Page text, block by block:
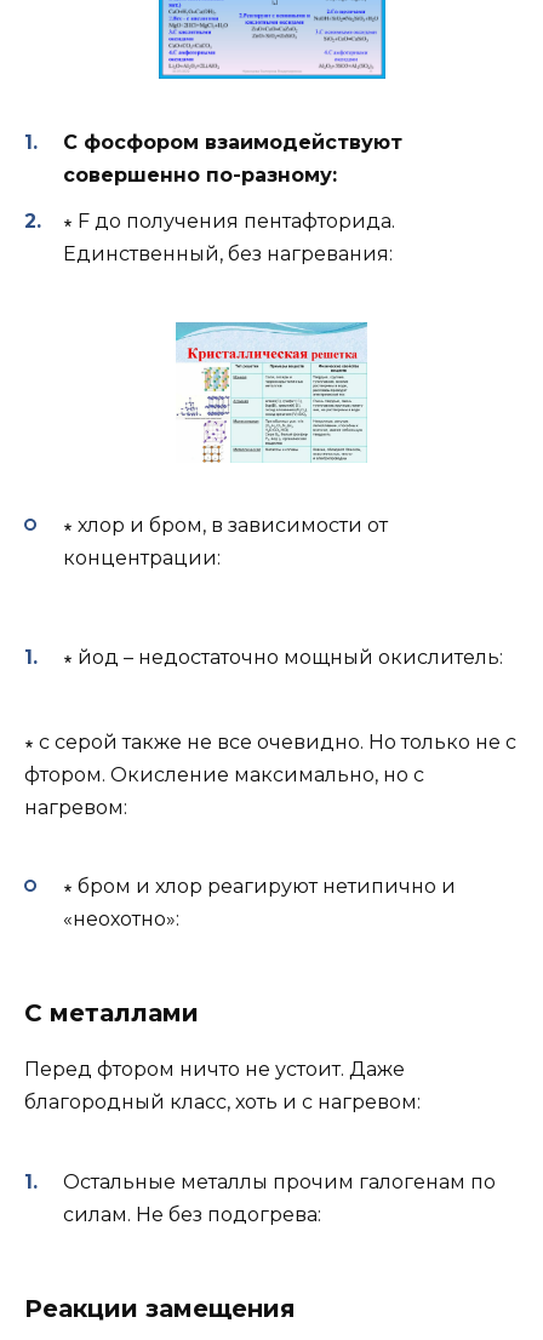
С фосфором взаимодействуют
совершенно по-разному:
∗ F до получения пентафторида.
Единственный, без нагревания:
∗ хлор и бром, в зависимости от
концентрации:
∗ йод – недостаточно мощный окислитель:
∗ с серой также не все очевидно. Но только не с
фтором. Окисление максимально, но с
нагревом:
∗ бром и хлор реагируют нетипично и
«неохотно»:
С металлами
Перед фтором ничто не устоит. Даже
благородный класс, хоть и с нагревом:
Остальные металлы прочим галогенам по
силам. Не без подогрева:
Реакции замещения